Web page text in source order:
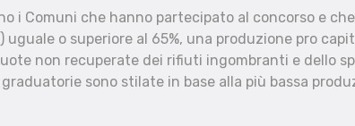
i Comuni che hanno partecipato al concorso e
o superiore al 65%, una produzione pro
non recuperate dei rifiuti ingombranti e dello
sono stilate in base alla più bassa